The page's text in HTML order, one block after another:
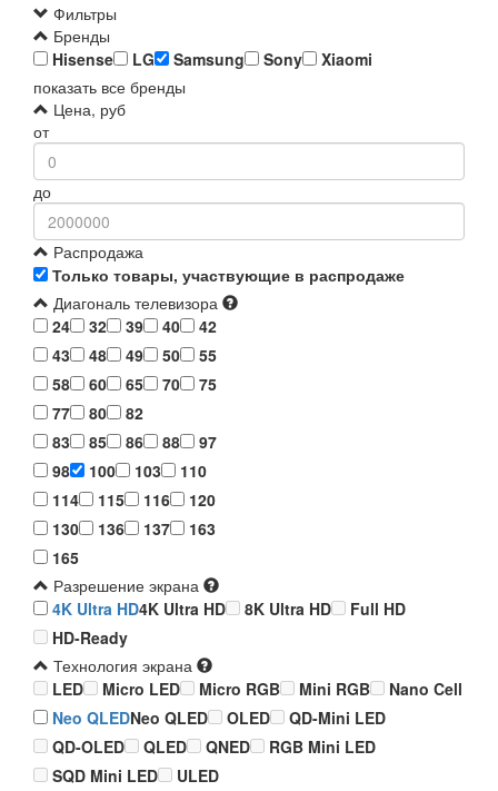
Фильтры
Бренды
Hisense
LG Samsung Sony
Xiaomi
показать все бренды
Цена, руб
от
до
Распродажа
Только товары, участвующие в распродаже
Диагональ телевизора
24
32 39 40
42
43
48 49 50
55
58
60 65 70
75
77
80
82
83
85 86 88
97
98
100 103
110
114
115 116
120
130
136 137
163
165
Разрешение экрана
4K Ultra HD4K Ultra HD 8K Ultra HD
Full HD
HD-Ready
Технология экрана
LED
Micro LED Micro RGB Mini RGB
Nano Cell
Neo QLEDNeo QLED OLED
QD-Mini LED
QD-OLED
QLED QNED
RGB Mini LED
SQD Mini LED
ULED